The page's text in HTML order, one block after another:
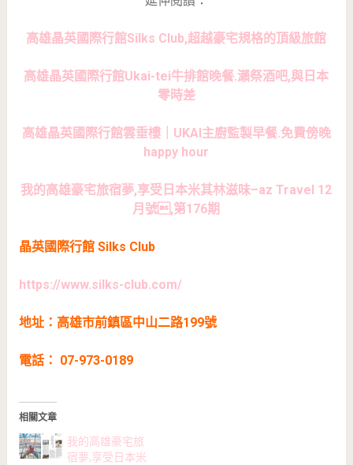
高雄晶英國際行館Silks Club,超越豪宅規格的頂級旅館
高雄晶英國際行館Ukai-tei牛排館晚餐.瀨祭酒吧,與日本
零時差
高雄晶英國際行館雲垂樓｜UKAI主廚監製早餐.免費傍晚
happy hour
我的高雄豪宅旅宿夢,享受日本米其林滋味–az Travel 12
月號,第176期
晶英國際行館 Silks Club
https://www.silks-club.com/
地址：高雄市前鎮區中山二路199號
電話： 07-973-0189
相關文章
我的高雄豪宅旅
宿夢,享受日本米